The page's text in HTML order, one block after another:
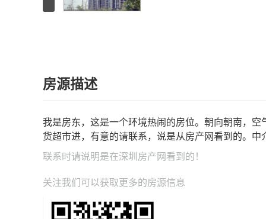
房源描述
我是房东，这是一个环境热闹的房位。朝向朝南，
货超市进，有意的请联系，说是从房产网看到的。中
联系时请说明是在深圳房产网 看到的！
关注我们可以获取更多的房源信息